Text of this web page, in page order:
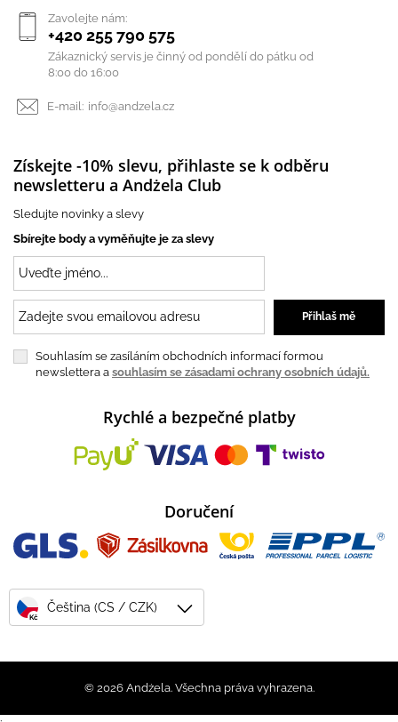
Zavolejte nám:
+420 255 790 575
Zákaznický servis je činný od pondělí do pátku od
8:00 do 16:00
E-mail: info@andzela.cz
Získejte -10% slevu, přihlaste se k odběru
newsletteru a Andżela Club
Sledujte novinky a slevy
Sbírejte body a vyměňujte je za slevy
Souhlasím se zasíláním obchodních informací formou
newslettera a souhlasím se zásadami ochrany osobních údajů.
Rychlé a bezpečné platby
Doručení
Kč
Čeština (CS / CZK)
© 2026 Andżela. Všechna práva vyhrazena.